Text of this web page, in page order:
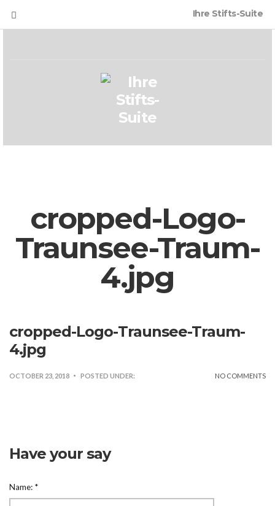
Ihre Stifts-Suite
cropped-Logo-
Traunsee-Traum-
4.jpg
cropped-Logo-Traunsee-Traum-
4.jpg
OCTOBER 23, 2018 POSTED UNDER: NO COMMENTS
Have your say
Name: *